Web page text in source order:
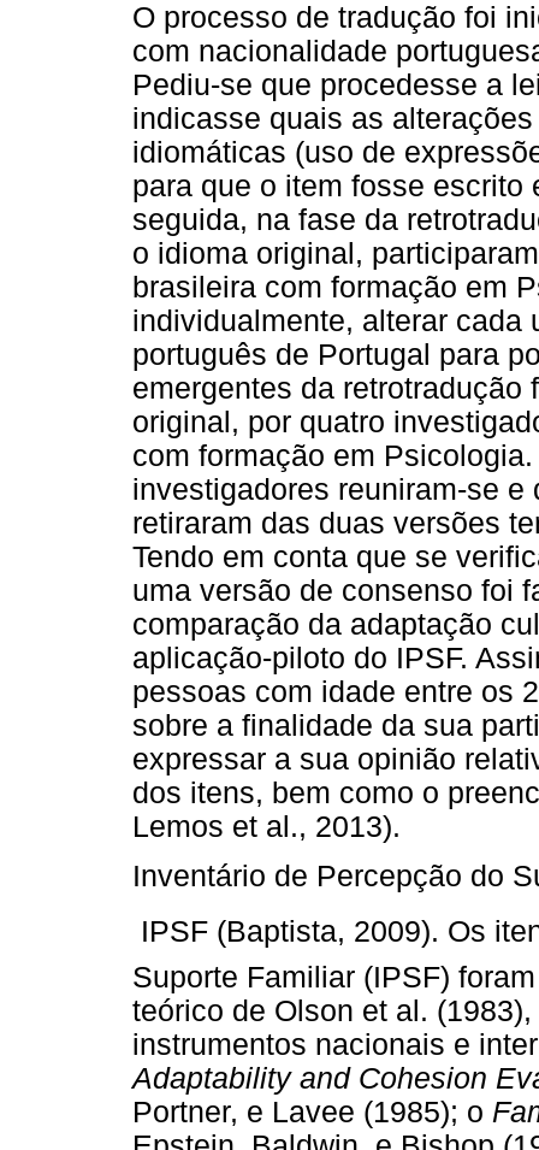
O processo de tradução foi
com nacionalidade
Pediu-se que procedesse a
indicasse quais as
idiomáticas (uso de
para que o item fosse escrito
seguida, na fase da
o idioma original,
brasileira com formação em
individualmente, alterar cada
português de Portugal para
emergentes da retrotradução
original, por quatro
com formação em
investigadores reuniram-se
retiraram das duas versões
Tendo em conta que se
uma versão de consenso foi
comparação da adaptação
aplicação-piloto do IPSF.
pessoas com idade entre os
sobre a finalidade da sua
expressar a sua opinião
dos itens, bem como o
Lemos et al., 2013).
Inventário de Percepção do
 IPSF (Baptista, 2009). Os
Suporte Familiar (IPSF)
teórico de Olson et al.
instrumentos nacionais e
Adaptability and Cohesion
Portner, e Lavee (1985); o